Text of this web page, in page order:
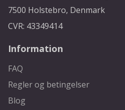
7500 Holstebro, Denmark
CVR: 43349414
Information
FAQ
Regler og betingelser
Blog